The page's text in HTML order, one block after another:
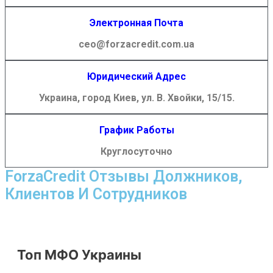
Электронная Почта
ceo@forzacredit.com.ua
Юридический Адрес
Украина, город Киев, ул. В. Хвойки, 15/15.
График Работы
Круглосуточно
ForzaCredit Отзывы Должников,
Клиентов И Сотрудников
Топ МФО Украины